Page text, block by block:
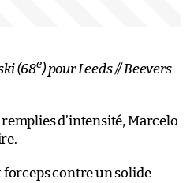
(68e) pour Leeds // Beevers
d’intensité, Marcelo
forceps contre un solide